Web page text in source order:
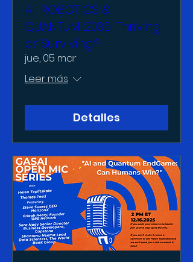
AI, ROBOTICS &
QUANTUM 2035: Thriving
or Surviving?
jue, 05 mar
Leer más
Detalles